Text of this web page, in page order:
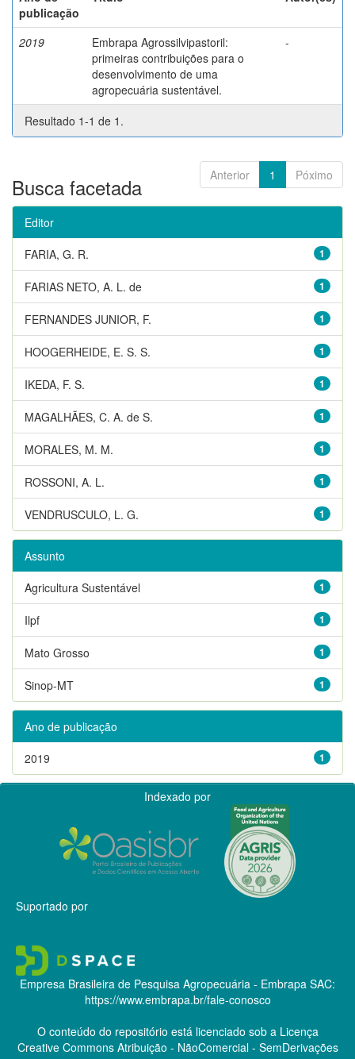
publicação
2019
Embrapa Agrossilvipastoril:
primeiras contribuições para o
desenvolvimento de uma
agropecuária sustentável.
-
Resultado 1-1 de 1.
Anterior 1 Póximo
Busca facetada
Editor
1
FARIA, G. R.
1
FARIAS NETO, A. L. de
1
FERNANDES JUNIOR, F.
1
HOOGERHEIDE, E. S. S.
1
IKEDA, F. S.
1
MAGALHÃES, C. A. de S.
1
MORALES, M. M.
1
ROSSONI, A. L.
1
VENDRUSCULO, L. G.
Assunto
1
Agricultura Sustentável
1
Ilpf
1
Mato Grosso
1
Sinop-MT
Ano de publicação
1
2019
Indexado por
Suportado por
Empresa Brasileira de Pesquisa Agropecuária - Embrapa SAC:
https://www.embrapa.br/fale-conosco
O conteúdo do repositório está licenciado sob a Licença
Creative CommonsAtribuição - NãoComercial - SemDerivações